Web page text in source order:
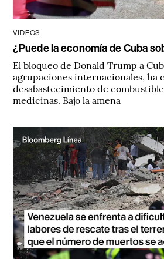
VIDEOS
¿Puede la economía de Cuba
El bloqueo de Donald Trump a
agrupaciones internacionales, ha
desabastecimiento de
medicinas. Bajo la amena